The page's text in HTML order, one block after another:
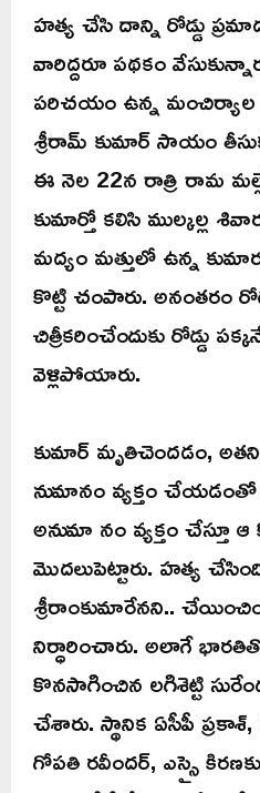
హత్య చేసి దాన్ని రోడ్డు
వారిద్దరూ పథకం
పరిచయం ఉన్న
శ్రీరామ్ కుమార్ సాయం
ఈ నెల 22న రాత్రి రామ
కుమార్తో కలిసి ముల్కల్ల
మద్యం మత్తులో ఉన్న
కొట్టి చంపారు. అనంతరం
చిత్రీకరించేందుకు రోడ్డు
వెళ్లిపోయారు.
కుమార్ మృతిచెందడం,
నుమానం వ్యక్తం
అనుమా నం వ్యక్తం చేస్తూ
మొదలుపెట్టారు. హత్య
శ్రీరాంకుమారేనని..
నిర్ధారించారు. అలాగే
కొనసాగించిన లగిశెట్టి
చేశారు. స్థానిక ఏసీపీ
గోపతి రవీందర్, ఎస్సై